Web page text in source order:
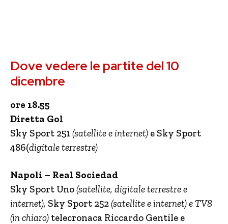
Dove vedere le partite del 10
dicembre
ore 18.55
Diretta Gol
Sky Sport 251 (satellite e internet) e Sky Sport
486(digitale terrestre)
Napoli – Real Sociedad
Sky Sport Uno(satellite, digitale terrestre e
internet), Sky Sport 252(satellite e internet) e TV8
(in chiaro) telecronaca Riccardo Gentile e